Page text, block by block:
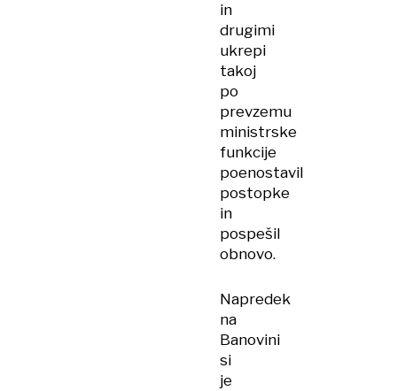
in
drugimi
ukrepi
takoj
po
prevzemu
ministrske
funkcije
poenostavil
postopke
in
pospešil
obnovo.
Napredek
na
Banovini
si
je